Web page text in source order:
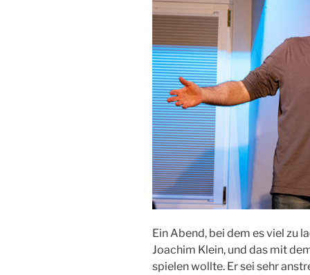
Ein Abend, bei dem es viel zu
Joachim Klein, und das mit
spielen wollte. Er sei sehr